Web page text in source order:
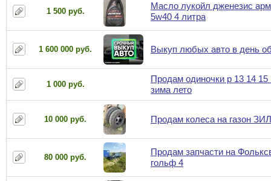
1 500 руб.
Масло лукойл дженезис
5w40 4 литра
1 600 000 руб. Выкуп любых авто в день
1 000 руб.
Продам одиночки р 13 14 15
зима лето
10 000 руб. Продам колеса на газон
80 000 руб.
Продам запчасти на
гольф 4